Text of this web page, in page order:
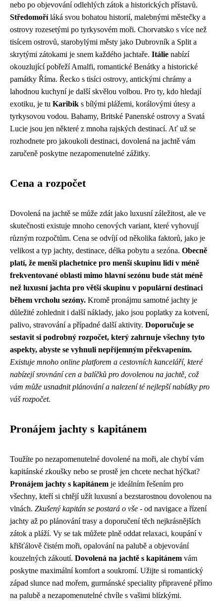
nebo po objevování odlehlých zátok a historických přístavů.
Středomoříláká svou bohatou historií, malebnými městečky a
ostrovy rozesetými po tyrkysovém moři. Chorvatsko s více než
tisícem ostrovů, starobylými městy jako Dubrovník a Split a
skrytými zátokami je snem každého jachtaře. Itálie nabízí
okouzlující pobřeží Amalfi, romantické Benátky a historické
památky Říma. Řecko s tisíci ostrovy, antickými chrámy a
lahodnou kuchyní je další skvělou volbou. Pro ty, kdo hledají
exotiku, je tu Karibik s bílými plážemi, korálovými útesy a
tyrkysovou vodou. Bahamy, Britské Panenské ostrovy a Svatá
Lucie jsou jen některé z mnoha rajských destinací. Ať už se
rozhodnete pro jakoukoli destinaci, dovolená na jachtě vám
zaručeně poskytne nezapomenutelné zážitky.
Cena a rozpočet
Dovolená na jachtě se může zdát jako luxusní záležitost, ale ve
skutečnosti existuje mnoho cenových variant, které vyhovují
různým rozpočtům. Cena se odvíjí od několika faktorů, jako je
velikost a typ jachty, destinace, délka pobytu a sezóna. Obecně
platí, že menší plachetnice pro menší skupinu lidí v méně
frekventované oblasti mimo hlavní sezónu bude stát méně
než luxusní jachta pro větší skupinu v populární destinaci
během vrcholu sezóny. Kromě pronájmu samotné jachty je
důležité zohlednit i další náklady, jako jsou poplatky za kotvení,
palivo, stravování a případné další aktivity. Doporučuje se
sestavit si podrobný rozpočet, který zahrnuje všechny tyto
aspekty, abyste se vyhnuli nepříjemným překvapením.
Existuje mnoho online platforem a cestovních kanceláří, které
nabízejí srovnání cen a balíčků pro dovolenou na jachtě, což
vám může usnadnit plánování a nalezení té nejlepší nabídky pro
váš rozpočet.
Pronájem jachty s kapitánem
Toužíte po nezapomenutelné dovolené na moři, ale chybí vám
kapitánské zkoušky nebo se prostě jen chcete nechat hýčkat?
Pronájem jachty s kapitánem je ideálním řešením pro
všechny, kteří si chtějí užít luxusní a bezstarostnou dovolenou na
vlnách. Zkušený kapitán se postará o vše - od navigace a řízení
jachty až po plánování trasy a doporučení těch nejkrásnějších
zátok a pláží. Vy se tak můžete plně oddat relaxaci, koupání v
křišťálově čistém moři, opalování na palubě a objevování
kouzelných zákoutí. Dovolená na jachtě s kapitánem vám
poskytne maximální komfort a soukromí. Užijte si romantický
západ slunce nad mořem, gurmánské speciality připravené přímo
na palubě a nezapomenutelné chvíle s vašimi blízkými.